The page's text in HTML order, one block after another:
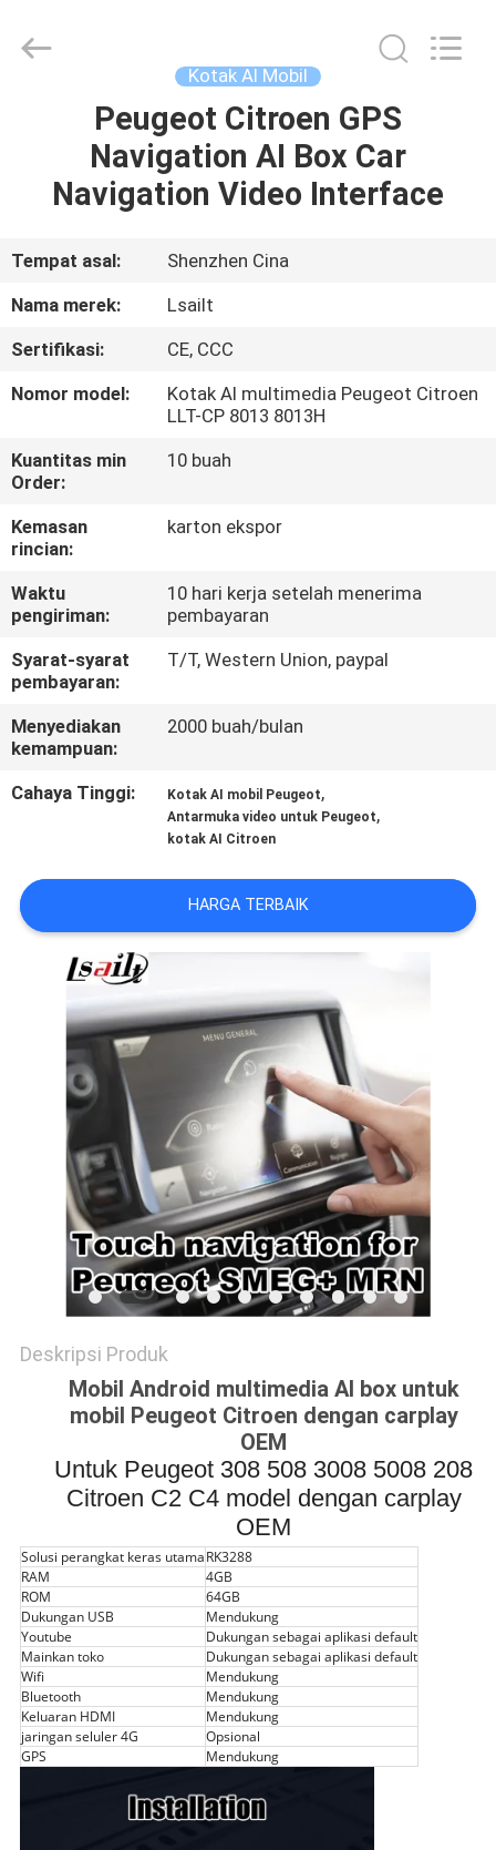
RUMAH
PRODUK
VIDEO
KAMI
PABRIK
KONTROL
KUALITAS
HUBUNGI
KAMI
BERITA
SITEMAP
PRIVACY
POLICY
Electron
Co.,Ltd.
Kotak AI Mobil
Peugeot Citroen GPS
Navigation AI Box Car
Navigation Video Interface
Tempat asal:
Shenzhen Cina
Nama merek:
Lsailt
Sertifikasi:
CE, CCC
Nomor model:
Kotak AI multimedia Peugeot Citroen
LLT-CP 8013 8013H
Kuantitas min
Order:
10 buah
Kemasan
rincian:
karton ekspor
Waktu
pengiriman:
10 hari kerja setelah menerima
pembayaran
Syarat-syarat
pembayaran:
T/T, Western Union, paypal
Menyediakan
kemampuan:
2000 buah/bulan
Cahaya Tinggi: Kotak AI mobil Peugeot,
Antarmuka video untuk Peugeot,
kotak AI Citroen
HARGA TERBAIK
Deskripsi Produk
Mobil Android multimedia AI box untuk
mobil Peugeot Citroen dengan carplay
OEM
Untuk Peugeot 308 508 3008 5008 208
Citroen C2 C4 model dengan carplay
OEM
Solusi perangkat keras utamaRK3288
RAM
4GB
ROM
64GB
Dukungan USB
Mendukung
Youtube
Dukungan sebagai aplikasi default
Mainkan toko
Dukungan sebagai aplikasi default
Wifi
Mendukung
Bluetooth
Mendukung
Keluaran HDMI
Mendukung
jaringan seluler 4G
Opsional
GPS
Mendukung